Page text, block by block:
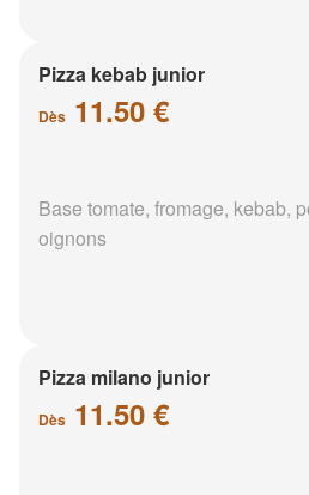
Pizza kebab junior
Dès 11.50 €
Base tomate, fromage, kebab,
oignons
Pizza milano junior
Dès 11.50 €